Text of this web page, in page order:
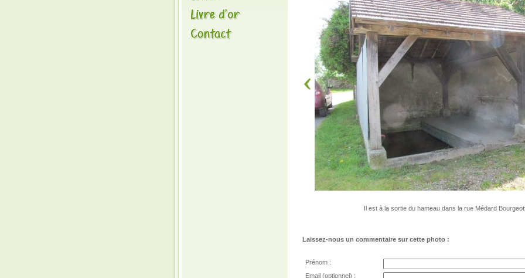
Il est à la sortie du hameau dans la rue Médard
Laissez-nous un commentaire sur cette photo :
Prénom :
Email (optionnel) :